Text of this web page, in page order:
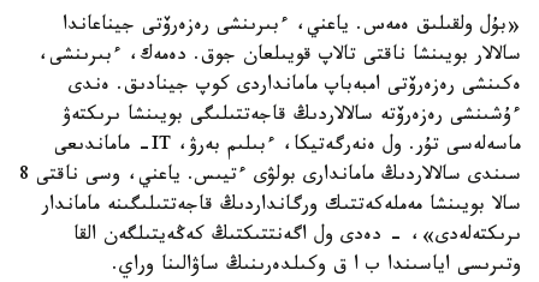
«بۇل ولقىلىق ەمەس. ياعني، ءبىرىنشى رەزەرۆتى جيناعاندا
سالالار بويىنشا ناقتى تالاپ قويىلعان جوق. دەمەك، ءبىرىنشى،
ەكىنشى رەزەرۆتى امبەباپ مامانداردى كوپ جينادىق. ەندى
ءۇشىنشى رەزەرۆتە سالالاردىڭ قاجەتتىلىگى بويىنشا ىرىكتەۋ
ماسەلەسى تۇر. ول ەنەرگەتيكا، ءبىلىم بەرۋ، IT- ماماندىعى
سىندى سالالاردىڭ ماماندارى بولۋى ءتيىس. ياعني، وسى ناقتى 8
سالا بويىنشا مەملەكەتتىك ورگانداردىڭ قاجەتتىلىگىنە ماماندار
ىرىكتەلەدى»، - دەدى ول اگەنتتىكتىڭ كەڭەيتىلگەن القا
وتىرىسى اياسىندا ب ا ق وكىلدەرىنىڭ ساۋالىنا وراي.